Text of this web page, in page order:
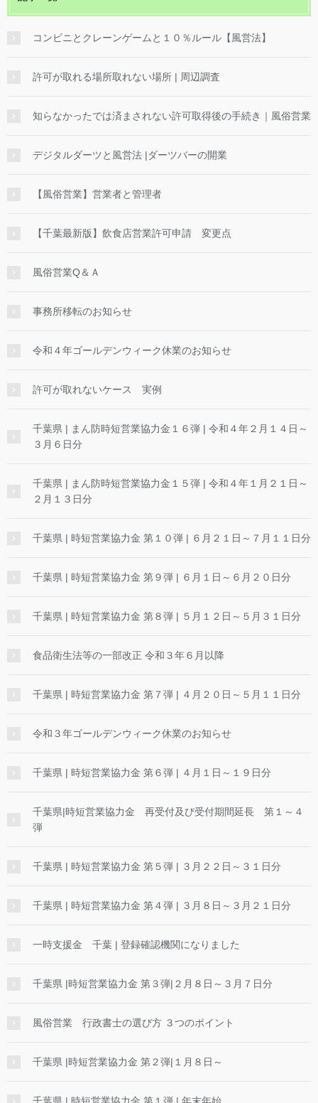
コンビニとクレーンゲームと１０％ルール【風営法】
許可が取れる場所取れない場所 | 周辺調査
知らなかったでは済まされない許可取得後の手続き｜風俗営業
デジタルダーツと風営法 |ダーツバーの開業
【風俗営業】営業者と管理者
【千葉最新版】飲食店営業許可申請 変更点
風俗営業Q＆Ａ
事務所移転のお知らせ
令和４年ゴールデンウィーク休業のお知らせ
許可が取れないケース 実例
千葉県 | まん防時短営業協力金１６弾 | 令和４年２月１４日～
３月６日分
千葉県 | まん防時短営業協力金１５弾 | 令和４年１月２１日～
２月１３日分
千葉県 | 時短営業協力金 第１０弾 | ６月２１日～７月１１日分
千葉県 | 時短営業協力金 第９弾 | ６月１日～６月２０日分
千葉県 | 時短営業協力金 第８弾 | ５月１２日～５月３１日分
食品衛生法等の一部改正 令和３年６月以降
千葉県 | 時短営業協力金 第７弾 | ４月２０日～５月１１日分
令和３年ゴールデンウィーク休業のお知らせ
千葉県 | 時短営業協力金 第６弾 | ４月１日～１９日分
千葉県|時短営業協力金 再受付及び受付期間延長 第１～４
弾
千葉県 | 時短営業協力金 第５弾 | ３月２２日～３１日分
千葉県 | 時短営業協力金 第４弾 | ３月８日～３月２１日分
一時支援金 千葉 | 登録確認機関になりました
千葉県 |時短営業協力金 第３弾|２月８日～３月７日分
風俗営業 行政書士の選び方 ３つのポイント
千葉県 |時短営業協力金 第２弾|１月８日～